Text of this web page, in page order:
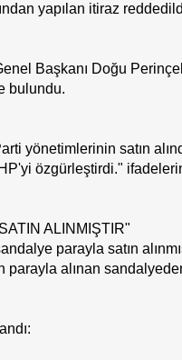
yapılan itiraz
Başkanı Doğu
bulundu.
yönetimlerinin satın
özgürleştirdi."
ALINMIŞTIR"
parayla satın
parayla alınan